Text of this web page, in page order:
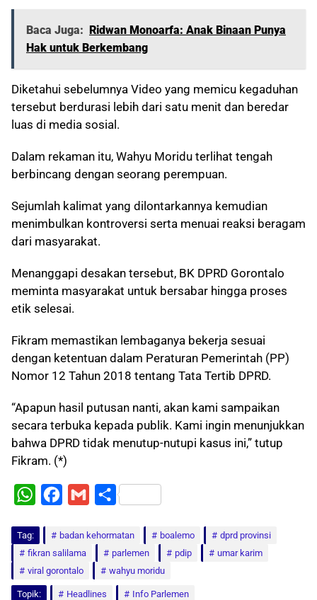
Baca Juga: Ridwan Monoarfa: Anak Binaan Punya
Hak untuk Berkembang
Diketahui sebelumnya Video yang memicu kegaduhan
tersebut berdurasi lebih dari satu menit dan beredar
luas di media sosial.
Dalam rekaman itu, Wahyu Moridu terlihat tengah
berbincang dengan seorang perempuan.
Sejumlah kalimat yang dilontarkannya kemudian
menimbulkan kontroversi serta menuai reaksi beragam
dari masyarakat.
Menanggapi desakan tersebut, BK DPRD Gorontalo
meminta masyarakat untuk bersabar hingga proses
etik selesai.
Fikram memastikan lembaganya bekerja sesuai
dengan ketentuan dalam Peraturan Pemerintah (PP)
Nomor 12 Tahun 2018 tentang Tata Tertib DPRD.
“Apapun hasil putusan nanti, akan kami sampaikan
secara terbuka kepada publik. Kami ingin menunjukkan
bahwa DPRD tidak menutup-nutupi kasus ini,” tutup
Fikram. (*)
W
t
c
e
a
S
a
r
Tag: badan kehormatan boalemo
dprd provinsi
fikran salilama
parlemen pdip
umar karim
viral gorontalo
wahyu moridu
Topik: Headlines Info Parlemen